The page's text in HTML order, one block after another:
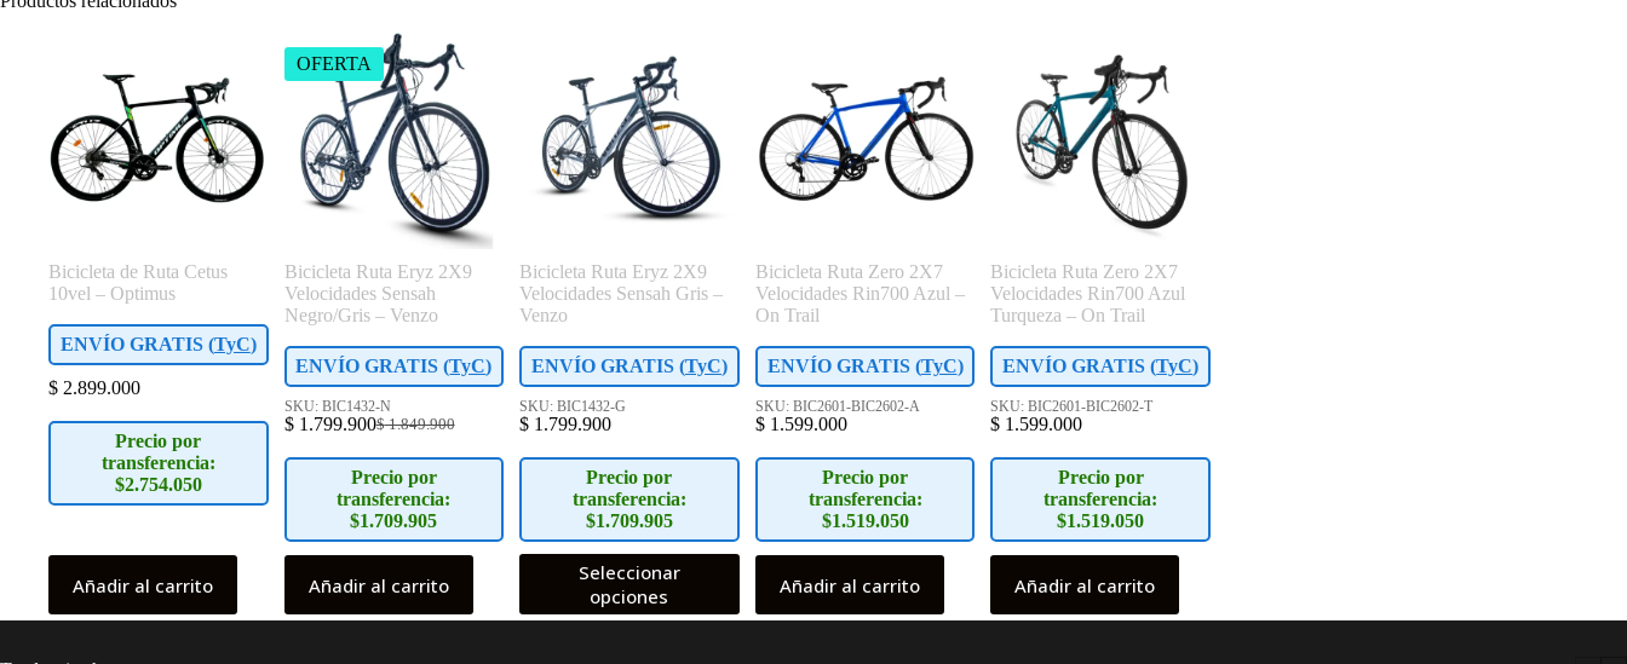
Bicicleta de Ruta Cetus
10vel – Optimus
ENVÍO GRATIS (TyC)
$ 2.899.000
Precio por
transferencia:
$2.754.050
Añadir al carrito
OFERTA
Bicicleta Ruta Eryz 2X9
Velocidades Sensah
Negro/Gris – Venzo
ENVÍO GRATIS (TyC)
SKU: BIC1432-N
$1.849.900
El
precio
original
era:
$ 1.849.900.
$1.799.900El
precio
actual
es:
$ 1.799.900.
Precio por
transferencia:
$1.709.905
Añadir al carrito
Bicicleta Ruta Eryz 2X9
Velocidades Sensah Gris –
Venzo
ENVÍO GRATIS (TyC)
SKU: BIC1432-G
$ 1.799.900
Precio por
transferencia:
$1.709.905
Seleccionar
opciones
Este
producto
Bicicleta Ruta Zero 2X7
Velocidades Rin700 Azul –
On Trail
ENVÍO GRATIS (TyC)
SKU: BIC2601-BIC2602-A
$1.599.000
Precio por
transferencia:
$1.519.050
Añadir al carrito
Bicicleta Ruta Zero 2X7
Velocidades Rin700 Azul
Turqueza – On Trail
ENVÍO GRATIS (TyC)
SKU: BIC2601-BIC2602-T
$ 1.599.000
Precio por
transferencia:
$1.519.050
Añadir al carrito